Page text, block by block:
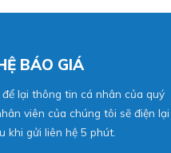
BÁO GIÁ
để lại thông tin cá nhân của quý
viên của chúng tôi sẽ điện lại
khi gửi liên hệ 5 phút.